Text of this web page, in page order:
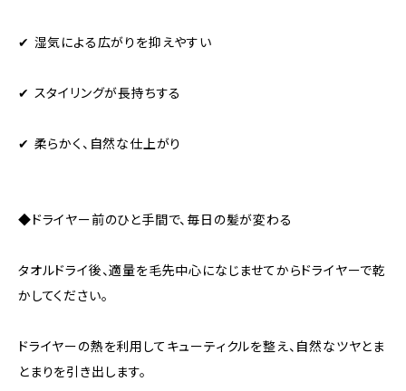
✔ 湿気による広がりを抑えやすい
✔ スタイリングが長持ちする
✔ 柔らかく、自然な仕上がり
◆ドライヤー前のひと手間で、毎日の髪が変わる
タオルドライ後、適量を毛先中心になじませてからドライヤーで乾
かしてください。
ドライヤーの熱を利用してキューティクルを整え、自然なツヤとま
とまりを引き出します。